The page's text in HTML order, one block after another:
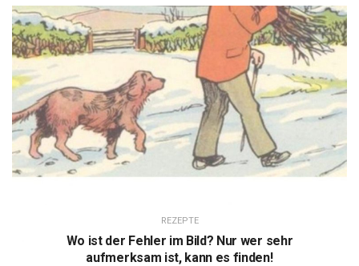
REZEPTE
Wo ist der Fehler im Bild? Nur wer sehr
aufmerksam ist, kann es finden!